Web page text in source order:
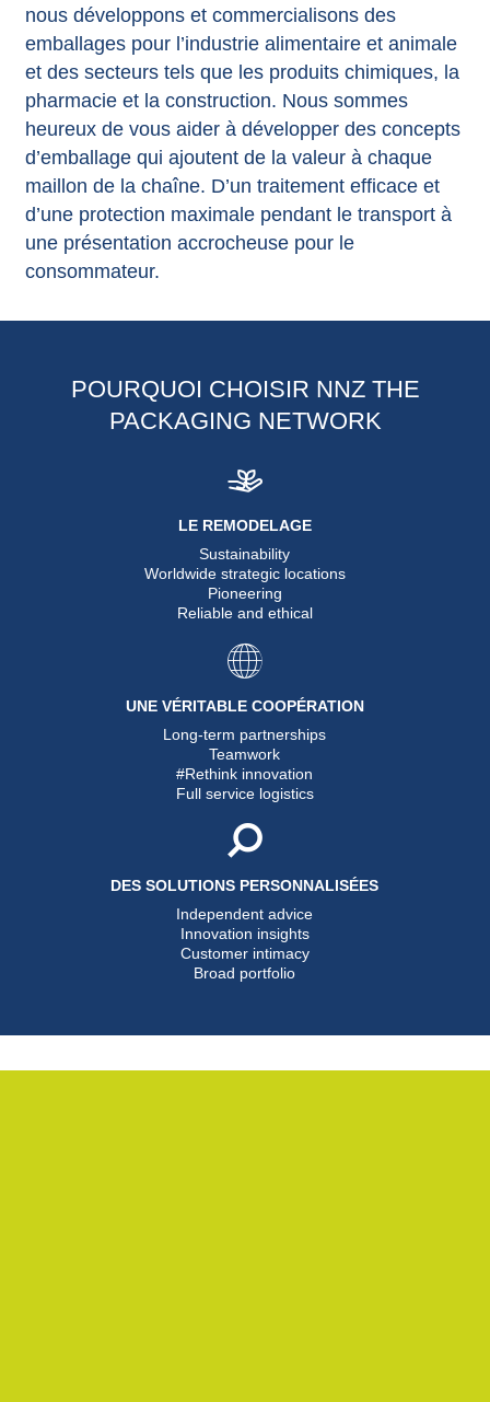
nous développons et commercialisons des
emballages pour l’industrie alimentaire et animale
et des secteurs tels que les produits chimiques, la
pharmacie et la construction. Nous sommes
heureux de vous aider à développer des concepts
d’emballage qui ajoutent de la valeur à chaque
maillon de la chaîne. D’un traitement efficace et
d’une protection maximale pendant le transport à
une présentation accrocheuse pour le
consommateur.
POURQUOI CHOISIR NNZ THE
PACKAGING NETWORK
LE REMODELAGE
Sustainability
Worldwide strategic locations
Pioneering
Reliable and ethical
UNE VÉRITABLE COOPÉRATION
Long-term partnerships
Teamwork
#Rethink innovation
Full service logistics
DES SOLUTIONS PERSONNALISÉES
Independent advice
Innovation insights
Customer intimacy
Broad portfolio